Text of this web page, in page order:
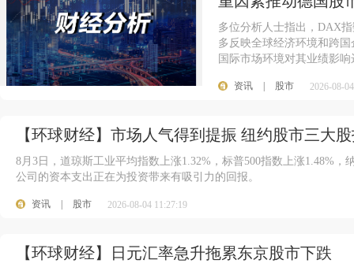
多位分析人士指出，DAX
多反映全球经济环境和跨
国际市场环境对其业绩影
资讯 股市 2026-08-
【环球财经】市场人气得到提振 纽约股市三大
8月3日，道琼斯工业平均指数上涨1.32%，标普500指数上涨1.48%
公司的资本支出正在为投资带来有吸引力的回报。
资讯 股市 2026-08-04 11:27:19
【环球财经】日元汇率急升拖累东京股市下跌